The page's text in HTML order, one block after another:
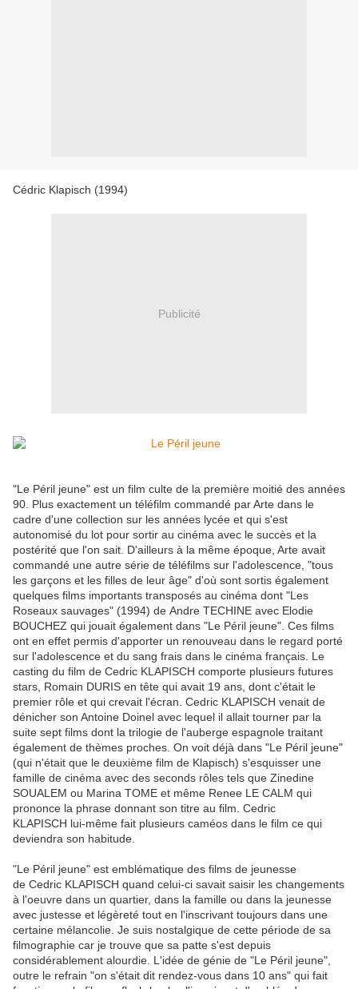
Cédric Klapisch (1994)
Publicité
"Le Péril jeune" est un film culte de la première moitié des années
90. Plus exactement un téléfilm commandé par Arte dans le
cadre d'une collection sur les années lycée et qui s'est
autonomisé du lot pour sortir au cinéma avec le succès et la
postérité que l'on sait. D'ailleurs à la même époque, Arte avait
commandé une autre série de téléfilms sur l'adolescence, "tous
les garçons et les filles de leur âge" d'où sont sortis également
quelques films importants transposés au cinéma dont "Les
Roseaux sauvages" (1994) de Andre TECHINE avec Elodie
BOUCHEZ qui jouait également dans "Le Péril jeune". Ces films
ont en effet permis d'apporter un renouveau dans le regard porté
sur l'adolescence et du sang frais dans le cinéma français. Le
casting du film de Cedric KLAPISCH comporte plusieurs futures
stars, Romain DURIS en tête qui avait 19 ans, dont c'était le
premier rôle et qui crevait l'écran. Cedric KLAPISCH venait de
dénicher son Antoine Doinel avec lequel il allait tourner par la
suite sept films dont la trilogie de l'auberge espagnole traitant
également de thèmes proches. On voit déjà dans "Le Péril jeune"
(qui n'était que le deuxième film de Klapisch) s'esquisser une
famille de cinéma avec des seconds rôles tels que Zinedine
SOUALEM ou Marina TOME et même Renee LE CALM qui
prononce la phrase donnant son titre au film. Cedric
KLAPISCH lui-même fait plusieurs caméos dans le film ce qui
deviendra son habitude.
"Le Péril jeune" est emblématique des films de jeunesse
de Cedric KLAPISCH quand celui-ci savait saisir les changements
à l'oeuvre dans un quartier, dans la famille ou dans la jeunesse
avec justesse et légèreté tout en l'inscrivant toujours dans une
certaine mélancolie. Je suis nostalgique de cette période de sa
filmographie car je trouve que sa patte s'est depuis
considérablement alourdie. L'idée de génie de "Le Péril jeune",
outre le refrain "on s'était dit rendez-vous dans 10 ans" qui fait